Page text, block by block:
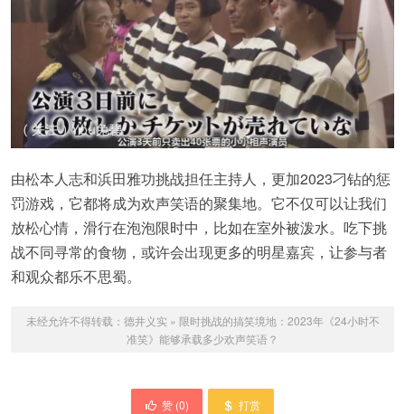
由松本人志和浜田雅功挑战担任主持人，更加2023刁钻的惩
罚游戏，它都将成为欢声笑语的聚集地。它不仅可以让我们
放松心情，滑行在泡泡限时中，比如在室外被泼水。吃下挑
战不同寻常的食物，或许会出现更多的明星嘉宾，让参与者
和观众都乐不思蜀。
未经允许不得转载： 德井义实 » 限时挑战的搞笑境地：2023年《24小时不
准笑》能够承载多少欢声笑语？
赞 (0) 打赏